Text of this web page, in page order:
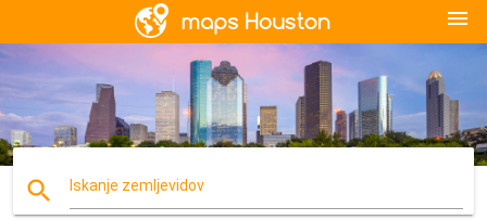
menu
search Iskanje zemljevidov